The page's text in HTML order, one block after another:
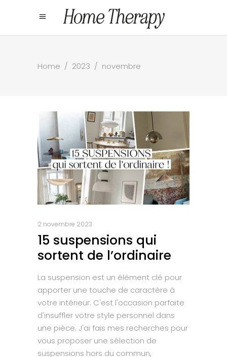
Home / 2023 / novembre
2 novembre 2023
15 suspensions qui
sortent de l’ordinaire
La suspension est un élément clé pour
apporter une touche de caractère à
votre intérieur. C'est l'occasion parfaite
d'insuffler votre style personnel dans
une pièce. J'ai fais mes recherches pour
vous proposer une sélection de
suspensions hors du commun,